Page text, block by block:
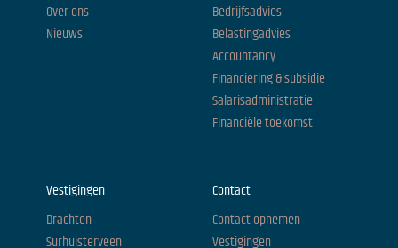
Over ons
Nieuws
Bedrijfsadvies
Belastingadvies
Accountancy
Financiering & subsidie
Salarisadministratie
Financiële toekomst
Vestigingen
Drachten
Surhuisterveen
Contact
Contact opnemen
Vestigingen